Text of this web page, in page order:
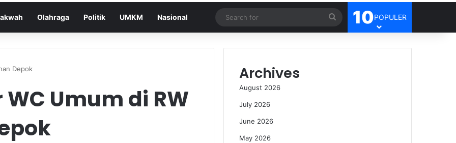
Olahraga Politik UMKM Nasional
Search
for
10POPULER
Depok
Umum di RW
Archives
August 2026
July 2026
June 2026
May 2026